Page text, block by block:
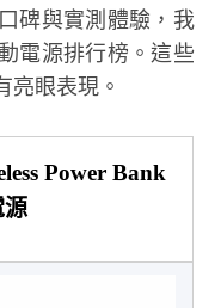
碑與實測體驗，我
電源排行榜。這些
亮眼表現。
Power Bank
源